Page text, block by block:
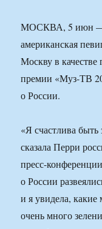
МОСКВА, 5 июн —
американская
Москву в
премии «Муз-ТВ
о России.
«Я счастлива
сказала Перри
пресс-
о России
и я увидела,
очень много